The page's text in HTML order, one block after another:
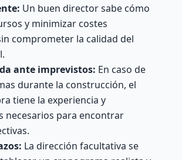
Un buen director sabe cómo
y minimizar costes
comprometer la calidad del
ante imprevistos: En caso de
durante la construcción, el
tiene la experiencia y
necesarios para encontrar
La dirección facultativa se